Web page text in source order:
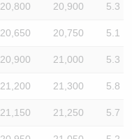
20,800 20,900 5.3
20,650 20,750 5.1
20,900 21,000 5.3
21,200 21,300 5.8
21,150 21,250 5.7